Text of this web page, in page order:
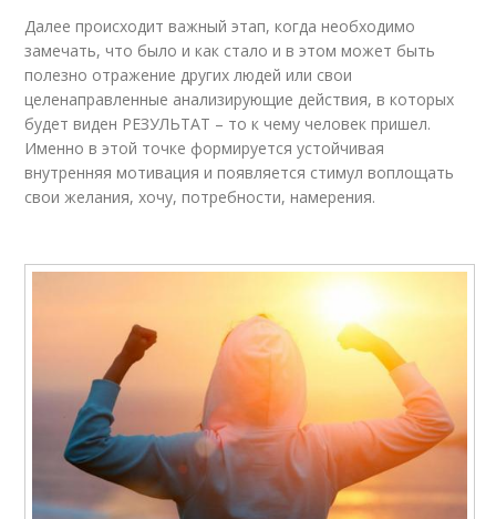
Далее происходит важный этап, когда необходимо
замечать, что было и как стало и в этом может быть
полезно отражение других людей или свои
целенаправленные анализирующие действия, в которых
будет виден РЕЗУЛЬТАТ – то к чему человек пришел.
Именно в этой точке формируется устойчивая
внутренняя мотивация и появляется стимул воплощать
свои желания, хочу, потребности, намерения.